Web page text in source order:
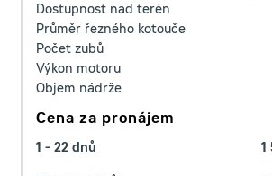
Dostupnost nad terén
Průměr řezného kotouče
Počet zubů
Výkon motoru
Objem nádrže
Cena za pronájem
1 - 22 dnů 1